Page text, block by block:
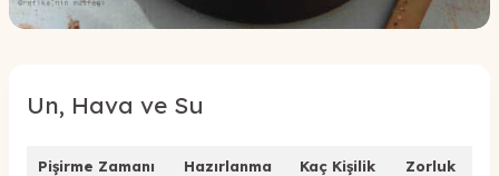
Un, Hava ve Su
Pişirme Zamanı Hazırlanma Kaç Kişilik Zorluk